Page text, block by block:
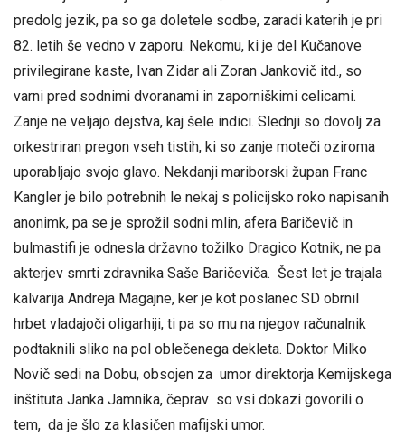
predolg jezik, pa so ga doletele sodbe, zaradi katerih je pri
82. letih še vedno v zaporu. Nekomu, ki je del Kučanove
privilegirane kaste, Ivan Zidar ali Zoran Jankovič itd., so
varni pred sodnimi dvoranami in zaporniškimi celicami.
Zanje ne veljajo dejstva, kaj šele indici. Slednji so dovolj za
orkestriran pregon vseh tistih, ki so zanje moteči oziroma
uporabljajo svojo glavo. Nekdanji mariborski župan Franc
Kangler je bilo potrebnih le nekaj s policijsko roko napisanih
anonimk, pa se je sprožil sodni mlin, afera Baričevič in
bulmastifi je odnesla državno tožilko Dragico Kotnik, ne pa
akterjev smrti zdravnika Saše Baričeviča. Šest let je trajala
kalvarija Andreja Magajne, ker je kot poslanec SD obrnil
hrbet vladajoči oligarhiji, ti pa so mu na njegov računalnik
podtaknili sliko na pol oblečenega dekleta. Doktor Milko
Novič sedi na Dobu, obsojen za umor direktorja Kemijskega
inštituta Janka Jamnika, čeprav so vsi dokazi govorili o
tem, da je šlo za klasičen mafijski umor.